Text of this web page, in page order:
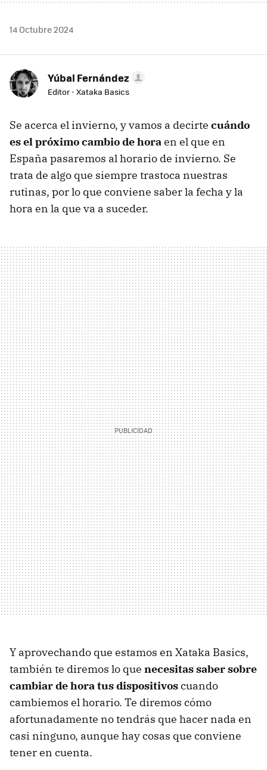
14 Octubre 2024
Yúbal Fernández
Editor - Xataka Basics
Se acerca el invierno, y vamos a decirte cuándo
es el próximo cambio de horaen el que en
España pasaremos al horario de invierno. Se
trata de algo que siempre trastoca nuestras
rutinas, por lo que conviene saber la fecha y la
hora en la que va a suceder.
Y aprovechando que estamos en Xataka Basics,
también te diremos lo que necesitas saber sobre
cambiar de hora tus dispositivoscuando
cambiemos el horario. Te diremos cómo
afortunadamente no tendrás que hacer nada en
casi ninguno, aunque hay cosas que conviene
tener en cuenta.